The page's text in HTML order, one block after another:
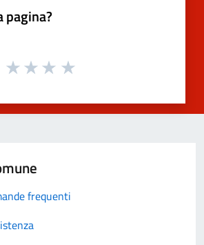
pagina?
frequenti